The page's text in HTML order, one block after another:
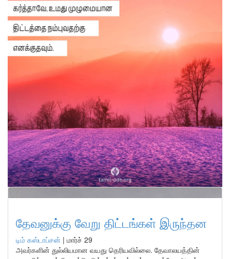
தேவனுக்கு வேறு திட்டங்கள் இருந்தன
டிம் கஸ்டாப்சன் | மார்ச் 29
அவர்களின் துல்லியமான வயது தெரியவில்லை. தேவாலயத்தின்